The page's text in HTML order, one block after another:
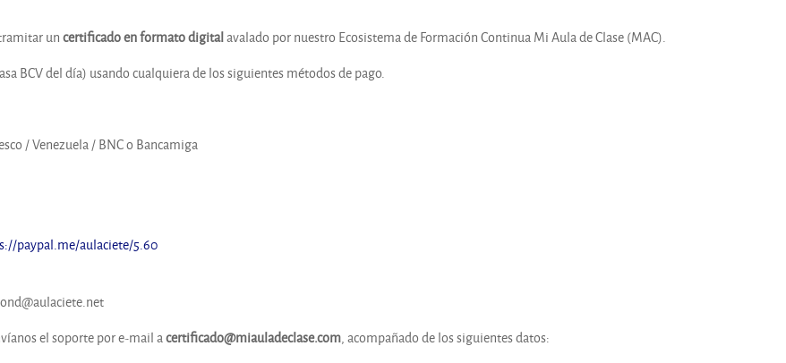
uncertificado en formato digitalavalado por nuestro Ecosistema de Formación Continua Mi Aula de Clase (MAC).
BCV del día) usando cualquiera de los siguientes métodos de pago.
/ Venezuela / BNC o Bancamiga
paypal.me/aulaciete/5.60
el soporte por e-mail acertificado@miauladeclase.com, acompañado de los siguientes datos: